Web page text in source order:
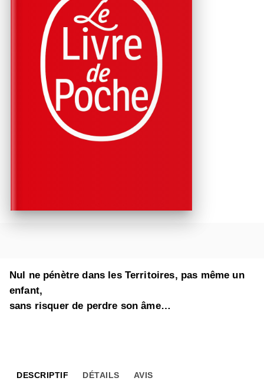
Nul ne pénètre dans les Territoires, pas même un
enfant,
sans risquer de perdre son âme…
DESCRIPTIF DÉTAILS AVIS